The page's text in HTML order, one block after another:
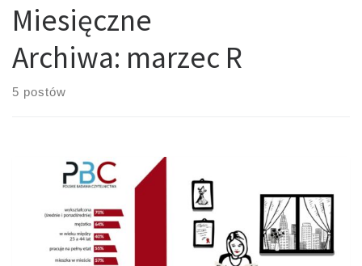
Miesięczne
Archiwa: marzec R
5 postów